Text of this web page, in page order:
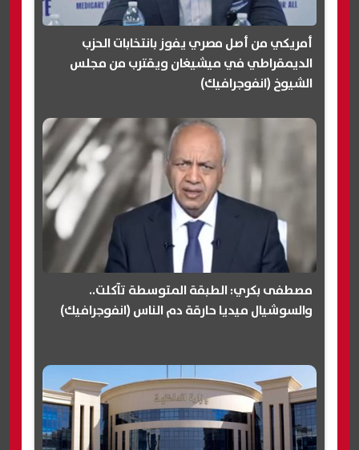
أمريكي من أصل مصري يفوز بانتخابات الحزب
الديمقراطي في ميشيغان ويقترب من مجلس
الشيوخ (انفوجرافيك)
مصطفى بكري: الطبقة المتوسطة تآكلت..
والسوشيال ميديا حارقة دم الناس (انفوجرافيك)